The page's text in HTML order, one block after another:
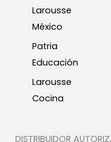
Larousse
México
Patria
Educación
Larousse
Cocina
DISTRIBUIDOR